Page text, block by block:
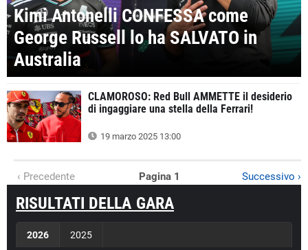
Kimi Antonelli CONFESSA come
George Russell lo ha SALVATO in
Australia
CLAMOROSO: Red Bull AMMETTE il desiderio
di ingaggiare una stella della Ferrari!
19 marzo 2025 13:00
‹ Precedente Pagina 1 Successivo ›
RISULTATI DELLA GARA
2026 2025